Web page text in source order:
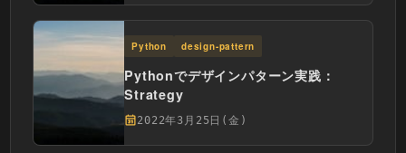
Python design-pattern
Pythonでデザインパターン実践：
Strategy
2022年3月25日(金)